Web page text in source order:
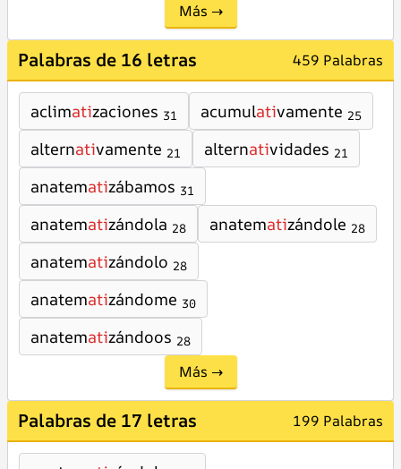
Más →
Palabras de 16 letras 459 Palabras
aclimatizaciones 31 acumulativamente 25
alternativamente 21 alternatividades 21
anatematizábamos 31
anatematizándola 28 anatematizándole 28
anatematizándolo 28
anatematizándome 30
anatematizándoos 28
Más →
Palabras de 17 letras 199 Palabras